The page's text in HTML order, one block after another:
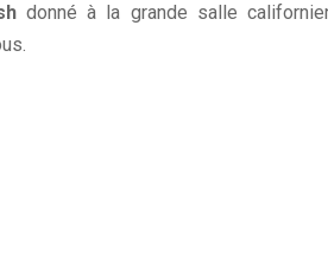
donné à la grande salle